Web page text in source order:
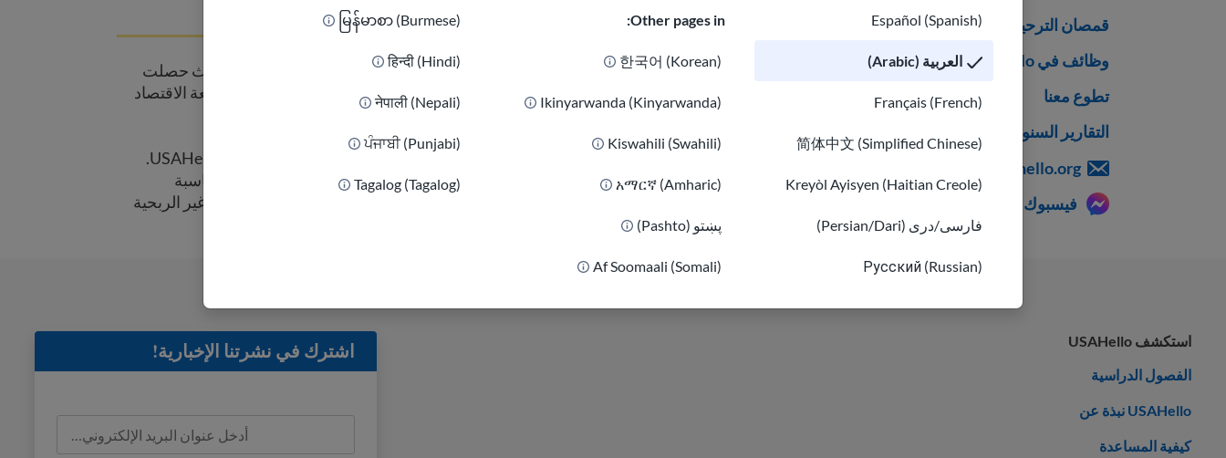
Español (Spanish)
العربية (Arabic)
Français (French)
简体中文 (Simplified Chinese)
Kreyòl Ayisyen (Haitian Creole)
فارسی/دری (Persian/Dari)
Русский (Russian)
Other pages in:
한국어 (Korean)
Ikinyarwanda (Kinyarwanda)
Kiswahili (Swahili)
አማርኛ (Amharic)
پښتو (Pashto)
Af Soomaali (Somali)
မြန်မာစာ (Burmese)
हिन्दी (Hindi)
नेपाली (Nepali)
ਪੰਜਾਬੀ (Punjabi)
Tagalog (Tagalog)
كاترينا هي في الأصل من براغ، جمهورية التشيك، حيث حصلت
على درجة الماجستير في المالية والمحاسبة من جامعة الاقتصاد
في براغ.
كاترينا مسؤولة عن المهام المحاسبية والمالية في USAHello.
وهي تتمتع بسنوات عديدة من الخبرة في مجال المحاسبة
المؤسسية بالإضافة إلى خبرتها في مجال المنظمات غير الربحية
قمصان الترحيب
وظائف في USAHello
تطوع معنا
التقارير السنوية
hello@usahello.org
فيسبوك ماسنجر
استكشف USAHello
الفصول الدراسية
USAHello نبذة عن
كيفية المساعدة
اشترك في نشرتنا الإخبارية!